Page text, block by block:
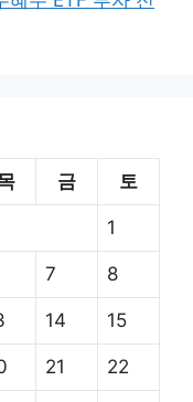
금 토
1
7 8
14 15
21 22